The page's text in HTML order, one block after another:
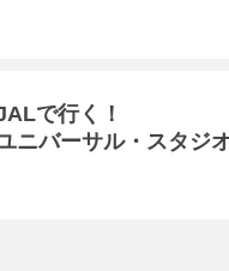
で行く！
ニバーサル・スタジ